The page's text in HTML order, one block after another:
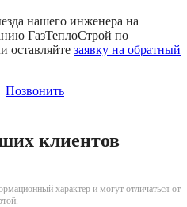
нашего инженера на
ГазТеплоСтрой по
оставляйте заявку на обратный
Позвонить
клиентов
характер и могут отличаться от